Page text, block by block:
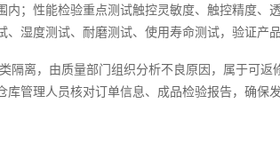
；性能检验重点测试触控灵敏度、触控精度、
湿度测试、耐磨测试、使用寿命测试，验证产
离，由质量部门组织分析不良原因，属于可
管理人员核对订单信息、成品检验报告，确保